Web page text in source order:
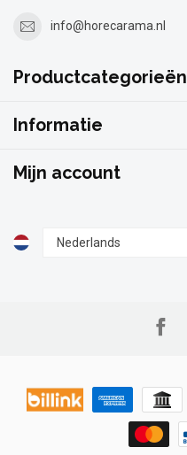
info@horecarama.nl
Productcategorieën
Informatie
Mijn account